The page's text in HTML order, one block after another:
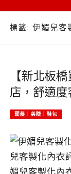
標籤: 伊媚兒客
【新北板
店，舒適
頭髮︱美睫︱鞋包